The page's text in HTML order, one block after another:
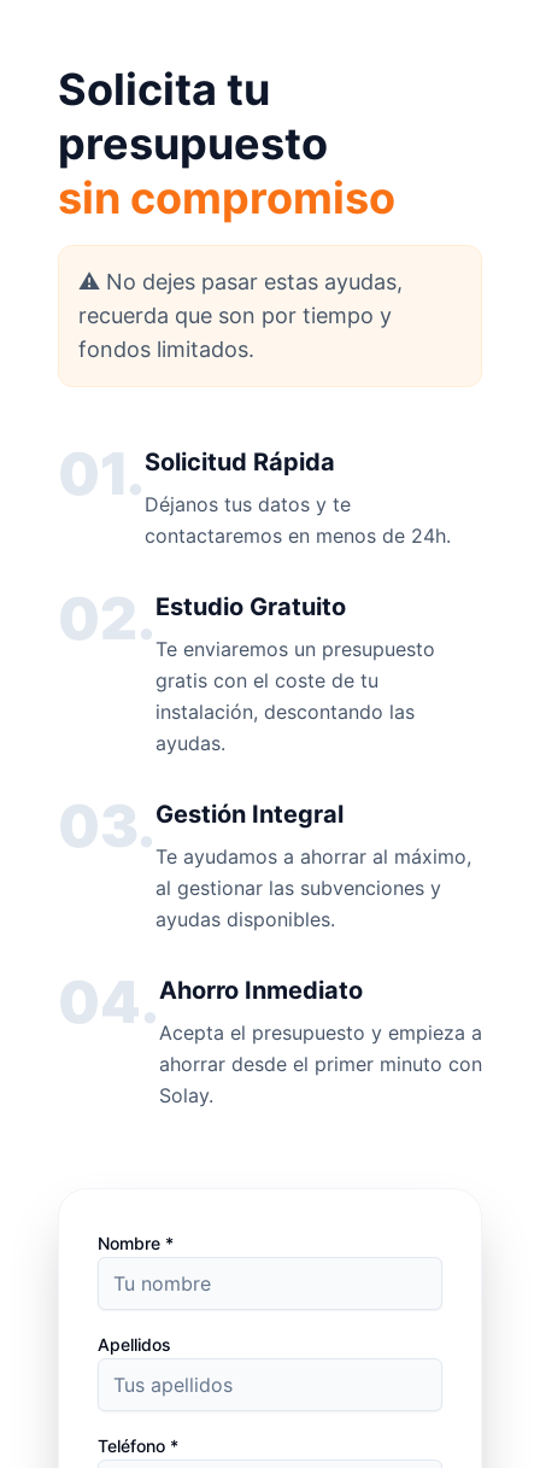
Solicita tu
presupuesto
sin compromiso
⚠️ No dejes pasar estas ayudas,
recuerda que son por tiempo y
fondos limitados.
01.Solicitud Rápida
Déjanos tus datos y te
contactaremos en menos de 24h.
02.Estudio Gratuito
Te enviaremos un presupuesto
gratis con el coste de tu
instalación, descontando las
ayudas.
03.Gestión Integral
Te ayudamos a ahorrar al máximo,
al gestionar las subvenciones y
ayudas disponibles.
04.Ahorro Inmediato
Acepta el presupuesto y empieza a
ahorrar desde el primer minuto con
Solay.
Nombre *
Apellidos
Teléfono *